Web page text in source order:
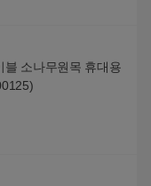
블 소나무원목 휴대용